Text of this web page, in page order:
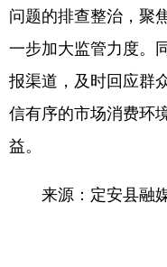
问题的排查整治，聚
一步加大监管力度。
报渠道，及时回应群
信有序的市场消费环
益。
来源：定安县融媒